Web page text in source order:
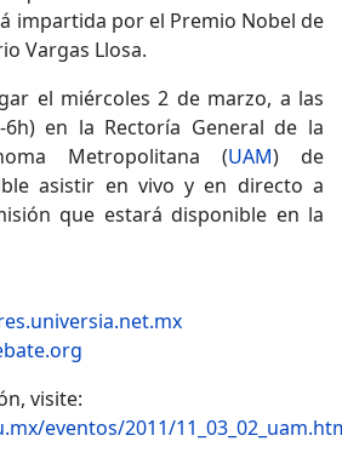
impartida por el Premio Nobel de
Vargas Llosa.
el miércoles 2 de marzo, a las
6h) en la Rectoría General de la
Metropolitana (UAM) de
asistir en vivo y en directo a
que estará disponible en la
visite:
eventos/2011/